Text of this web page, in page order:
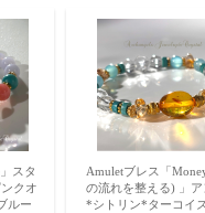
スタ
クオ
ルー
Amuletブレス「
の流れを整える) 」ア
*シトリン*ターコイ